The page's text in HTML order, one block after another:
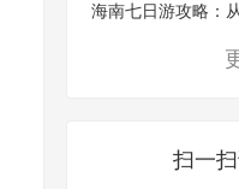
受千年古韵！
海南七日游攻略：
扫一